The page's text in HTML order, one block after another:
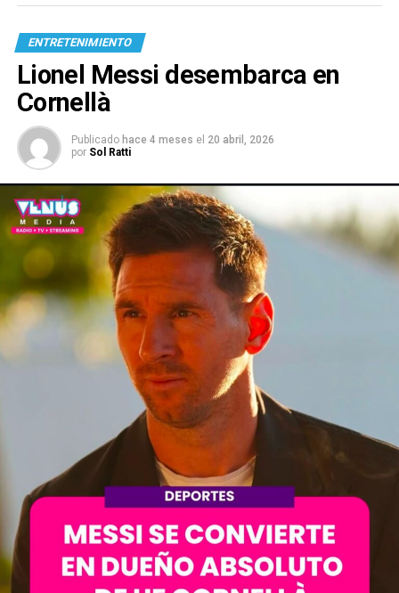
ENTRETENIMIENTO
Lionel Messi desembarca en
Cornellà
Publicado hace 4 meses el 20 abril, 2026
por Sol Ratti